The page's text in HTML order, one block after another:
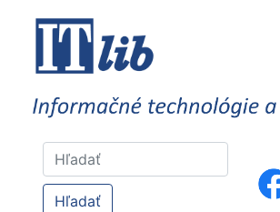
Hľadať